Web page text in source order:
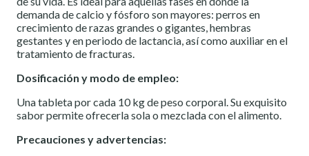
demanda de calcio y fósforo son mayores: perros en
crecimiento de razas grandes o gigantes, hembras
gestantes y en periodo de lactancia, así como auxiliar en el
tratamiento de fracturas.
Dosificación y modo de empleo:
Una tableta por cada 10 kg de peso corporal. Su exquisito
sabor permite ofrecerla sola o mezclada con el alimento.
Precauciones y advertencias: